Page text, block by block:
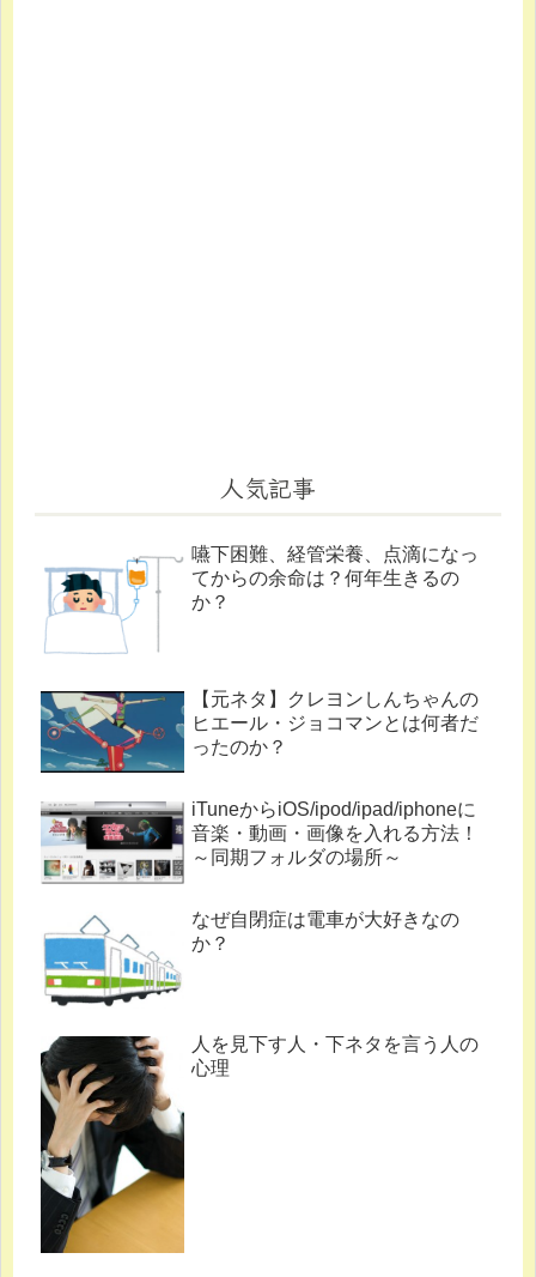
人気記事
嚥下困難、経管栄養、点滴になっ
てからの余命は？何年生きるの
か？
【元ネタ】クレヨンしんちゃんの
ヒエール・ジョコマンとは何者だ
ったのか？
iTuneからiOS/ipod/ipad/iphoneに
音楽・動画・画像を入れる方法！
～同期フォルダの場所～
なぜ自閉症は電車が大好きなの
か？
人を見下す人・下ネタを言う人の
心理